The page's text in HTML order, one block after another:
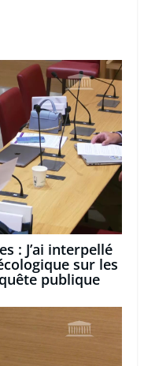
: J’ai interpellé
sur les
publique